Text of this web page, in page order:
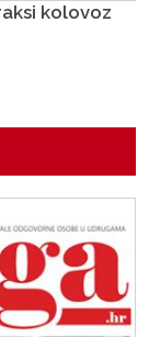
kolovoz